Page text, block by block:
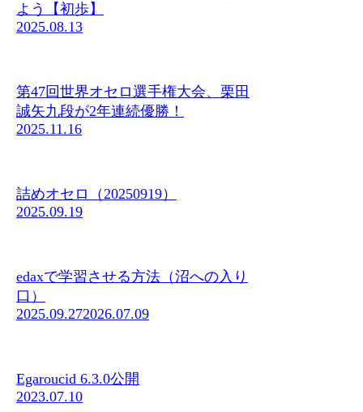
よう【初歩】
2025.08.13
第47回世界オセロ選手権大会、栗田
誠矢九段が2年連続優勝！
2025.11.16
詰めオセロ（20250919）
2025.09.19
edaxで学習させる方法（沼への入り
口）
2025.09.272026.07.09
Egaroucid 6.3.0公開
2023.07.10